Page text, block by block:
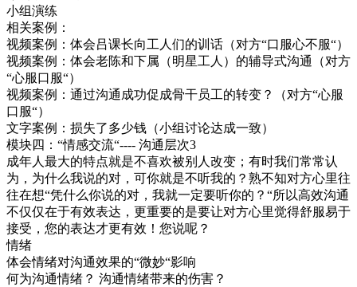
小组演练
相关案例：
视频案例：体会吕课长向工人们的训话（对方“口服心不服“）
视频案例：体会老陈和下属（明星工人）的辅导式沟通（对方
“心服口服“）
视频案例：通过沟通成功促成骨干员工的转变？（对方“心服
口服“）
文字案例：损失了多少钱（小组讨论达成一致）
模块四：“情感交流“---- 沟通层次3
成年人最大的特点就是不喜欢被别人改变；有时我们常常认
为，为什么我说的对，可你就是不听我的？熟不知对方心里往
往在想“凭什么你说的对，我就一定要听你的？“所以高效沟通
不仅仅在于有效表达，更重要的是要让对方心里觉得舒服易于
接受，您的表达才更有效！您说呢？
情绪
体会情绪对沟通效果的“微妙“影响
何为沟通情绪？ 沟通情绪带来的伤害？